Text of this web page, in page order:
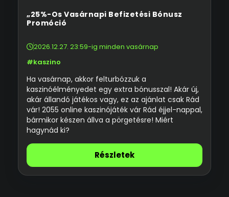
„25%-Os Vasárnapi Befizetési Bónusz
Promóció
2026.12.27. 23:59-ig minden vasárnap
#kaszino
Ha vasárnap, akkor felturbózzuk a
kaszinóélményedet egy extra bónusszal! Akár új,
akár állandó játékos vagy, ez az ajánlat csak Rád
vár! 2055 online kaszinójáték vár Rád éjjel-nappal,
bármikor készen állva a pörgetésre! Miért
hagynád ki?
Részletek